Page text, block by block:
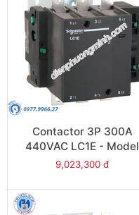
Contactor 3P 300A
440VAC LC1E - Model
LC1E300R6
9,023,300 đ